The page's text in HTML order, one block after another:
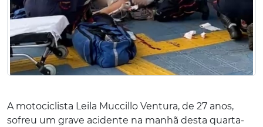
A motociclista Leila Muccillo Ventura, de 27 anos,
sofreu um grave acidente na manhã desta quarta-